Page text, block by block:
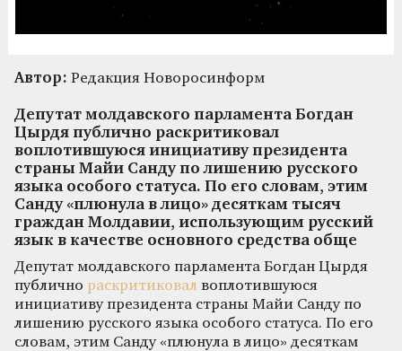
Автор: Редакция Новоросинформ
Депутат молдавского парламента Богдан
Цырдя публично раскритиковал
воплотившуюся инициативу президента
страны Майи Санду по лишению русского
языка особого статуса. По его словам, этим
Санду «плюнула в лицо» десяткам тысяч
граждан Молдавии, использующим русский
язык в качестве основного средства обще
Депутат молдавского парламента Богдан Цырдя
публично раскритиковал воплотившуюся
инициативу президента страны Майи Санду по
лишению русского языка особого статуса. По его
словам, этим Санду «плюнула в лицо» десяткам